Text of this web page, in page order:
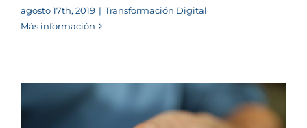
agosto 17th, 2019 | Transformación Digital
Más información